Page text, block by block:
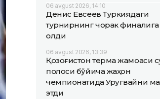
06 avgust 2026, 14:10
Денис Евсеев Туркиядаги
турнирнинг чорак финалига
олди
06 avgust 2026, 13:39
Қозоғистон терма жамоаси
полоси бўйича жаҳон
чемпионатида Уругвайни
этди